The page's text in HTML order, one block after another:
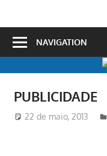
content
NAVIGATION
PUBLICIDADE
22 de maio, 2013